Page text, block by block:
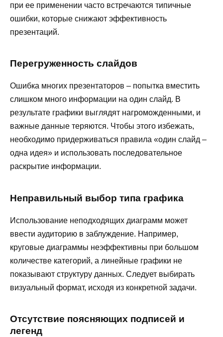
при ее применении часто встречаются типичные
ошибки, которые снижают эффективность
презентаций.
Перегруженность слайдов
Ошибка многих презентаторов – попытка вместить
слишком много информации на один слайд. В
результате графики выглядят нагроможденными, и
важные данные теряются. Чтобы этого избежать,
необходимо придерживаться правила «один слайд –
одна идея» и использовать последовательное
раскрытие информации.
Неправильный выбор типа графика
Использование неподходящих диаграмм может
ввести аудиторию в заблуждение. Например,
круговые диаграммы неэффективны при большом
количестве категорий, а линейные графики не
показывают структуру данных. Следует выбирать
визуальный формат, исходя из конкретной задачи.
Отсутствие поясняющих подписей и
легенд